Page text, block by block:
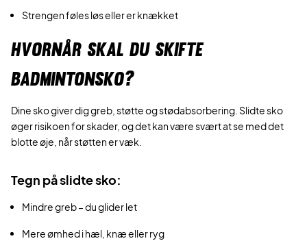
Strengen føles løs eller er knækket
HVORNÅR SKAL DU SKIFTE
BADMINTONSKO?
Dine sko giver dig greb, støtte og stødabsorbering. Slidte sko
øger risikoen for skader, og det kan være svært at se med det
blotte øje, når støtten er væk.
Tegn på slidte sko:
Mindre greb – du glider let
Mere ømhed i hæl, knæ eller ryg